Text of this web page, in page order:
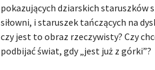
pokazujących dziarskich staruszków
siłowni, i staruszek tańczących na
czy jest to obraz rzeczywisty? Czy
podbijać świat, gdy „jest już z górki”?